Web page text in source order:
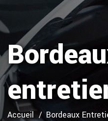
Accueil Bordeaux